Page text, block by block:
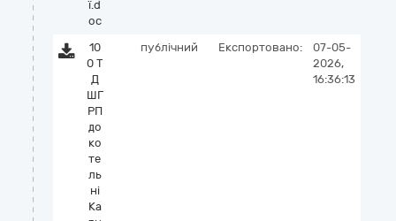
ї.d
oc
10
0 Т
Д
ШГ
РП
до
ко
те
ль
ні
Ка
публічний Експортовано:
07-05-
2026,
16:36:13